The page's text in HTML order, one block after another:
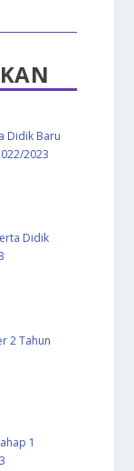
Didik Baru
2023
Didik
2 Tahun
1